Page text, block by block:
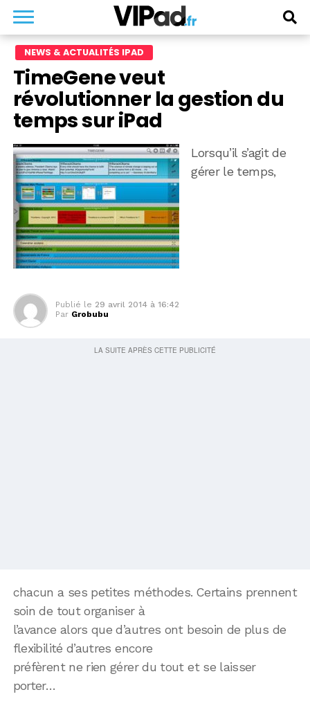
NEWS & ACTUALITÉS IPAD
TimeGene veut
révolutionner la gestion du
temps sur iPad
Lorsqu’il s’agit de
gérer le temps,
Publié le 29 avril 2014 à 16:42
Par Grobubu
chacun a ses petites méthodes. Certains prennent
soin de tout organiser à
l’avance alors que d’autres ont besoin de plus de
flexibilité d’autres encore
préfèrent ne rien gérer du tout et se laisser
porter…